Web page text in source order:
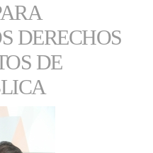
DERECHOS
DE